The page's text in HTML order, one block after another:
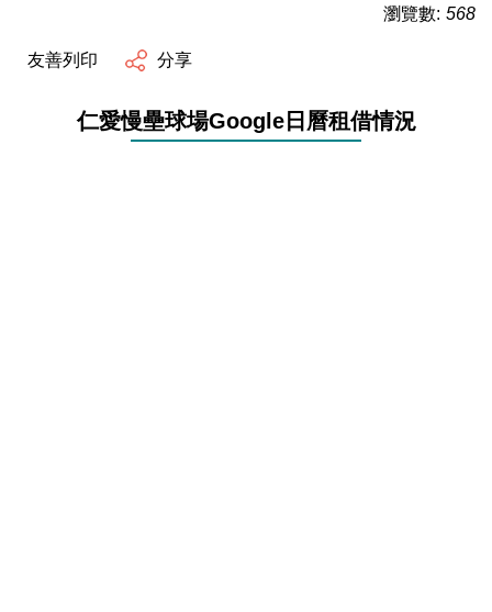
瀏覽數: 568
友善列印 分享
仁愛慢壘球場Google日曆租借情況